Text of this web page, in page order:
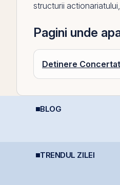
structurii
Pagini unde
Detinere
BLOG
Impozitarea
TRENDUL ZILEI
Fidelis revine în iulie